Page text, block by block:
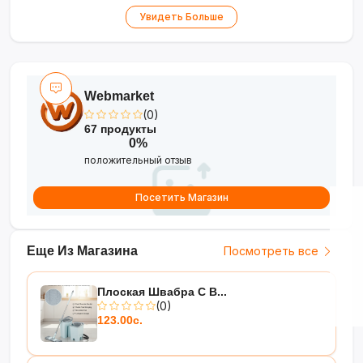
Simple and intuitive care- suitable for daily use
Увидеть Больше
Еще Из Магазина Посмотреть все
Плоская Швабра С В...
(0)
123.00с.
Webmarket
(0)
67 продукты
0%
положительный отзыв
Посетить Магазин